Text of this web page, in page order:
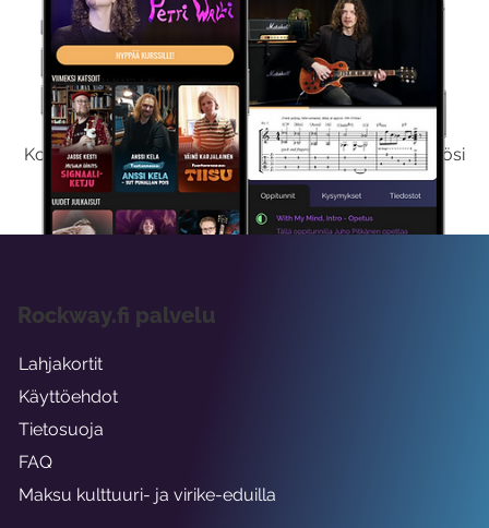
Kokeile Ilmaiseksi
Kokeilemalla ilmaiseksi saat koko sisältömme käyttöösi
viikon ajaksi.
Rockway.fi palvelu
Lahjakortit
Käyttöehdot
Tietosuoja
FAQ
Maksu kulttuuri- ja virike-eduilla